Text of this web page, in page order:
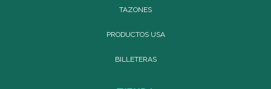
TAZONES
PRODUCTOS USA
BILLETERAS